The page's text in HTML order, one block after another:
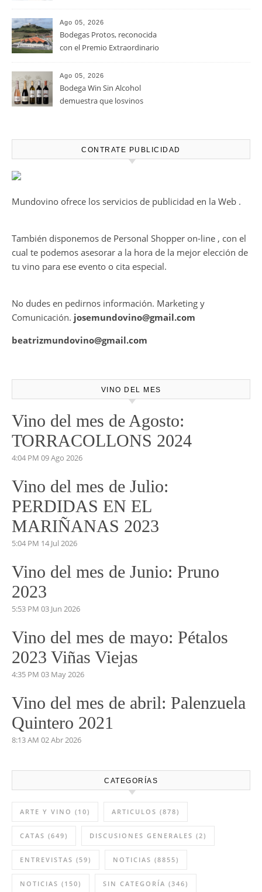
Ago 05, 2026
Bodegas Protos, reconocida
con el Premio Extraordinario
casi un siglo de excelencia
vitivinícola
Ago 05, 2026
Bodega Win Sin Alcohol
demuestra que losvinos
en el viñedo
CONTRATE PUBLICIDAD
Mundovino ofrece los servicios de publicidad en la Web .
También disponemos de Personal Shopper on-line , con el
cual te podemos asesorar a la hora de la mejor elección de
tu vino para ese evento o cita especial.
No dudes en pedirnos información. Marketing y
Comunicación. josemundovino@gmail.com
beatrizmundovino@gmail.com
VINO DEL MES
Vino del mes de Agosto:
TORRACOLLONS 2024
4:04 PM 09 Ago 2026
Vino del mes de Julio:
PERDIDAS EN EL
MARIÑANAS 2023
5:04 PM 14 Jul 2026
Vino del mes de Junio: Pruno
2023
5:53 PM 03 Jun 2026
Vino del mes de mayo: Pétalos
2023 Viñas Viejas
4:35 PM 03 May 2026
Vino del mes de abril: Palenzuela
Quintero 2021
8:13 AM 02 Abr 2026
CATEGORÍAS
ARTE Y VINO (10) ARTICULOS (878)
CATAS (649) DISCUSIONES GENERALES (2)
ENTREVISTAS (59) NOTICIAS (8855)
NOTICIAS (150) SIN CATEGORÍA (346)